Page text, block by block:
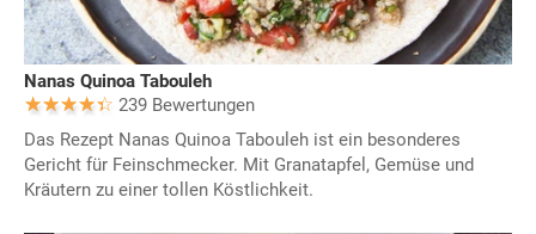
Nanas Quinoa Tabouleh
239 Bewertungen
Das Rezept Nanas Quinoa Tabouleh ist ein besonderes
Gericht für Feinschmecker. Mit Granatapfel, Gemüse und
Kräutern zu einer tollen Köstlichkeit.